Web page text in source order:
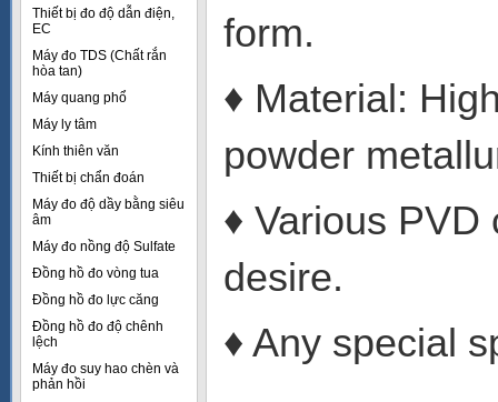
Thiết bị đo độ dẫn điện,
EC
Máy đo TDS (Chất rắn
hòa tan)
Máy quang phổ
Máy ly tâm
Kính thiên văn
Thiết bị chẩn đoán
Máy đo độ dầy bằng siêu
âm
Máy đo nồng độ Sulfate
Đồng hồ đo vòng tua
Đồng hồ đo lực căng
Đồng hồ đo độ chênh
lệch
Máy đo suy hao chèn và
phản hồi
form.
♦ Material:
powder
♦ Various
desire.
♦ Any special